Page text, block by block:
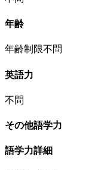
年齢
年齢制限不問
英語力
不問
その他語学力
語学力詳細